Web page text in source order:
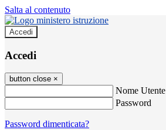
Salta al contenuto
Accedi
Accedi
button close ×
Nome Utente
Password
Password dimenticata?